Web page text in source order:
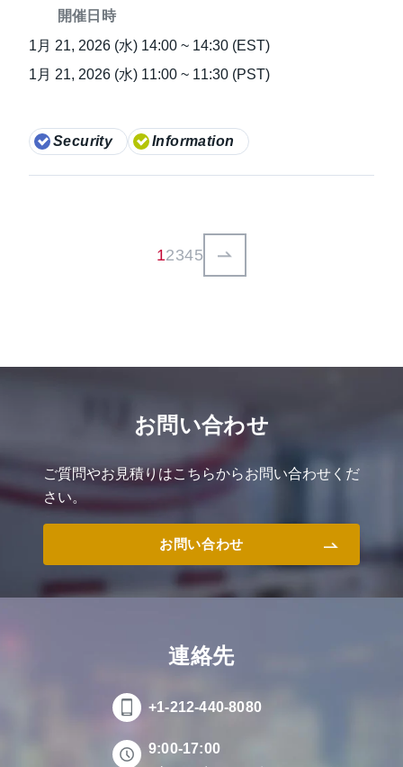
開催日時
1月 21, 2026 (水) 14:00 ~ 14:30 (EST)
1月 21, 2026 (水) 11:00 ~ 11:30 (PST)
Security Information
12345
お問い合わせ
ご質問やお見積りはこちらからお問い合わせくだ
さい。
お問い合わせ
連絡先
+1-212-440-8080
9:00-17:00